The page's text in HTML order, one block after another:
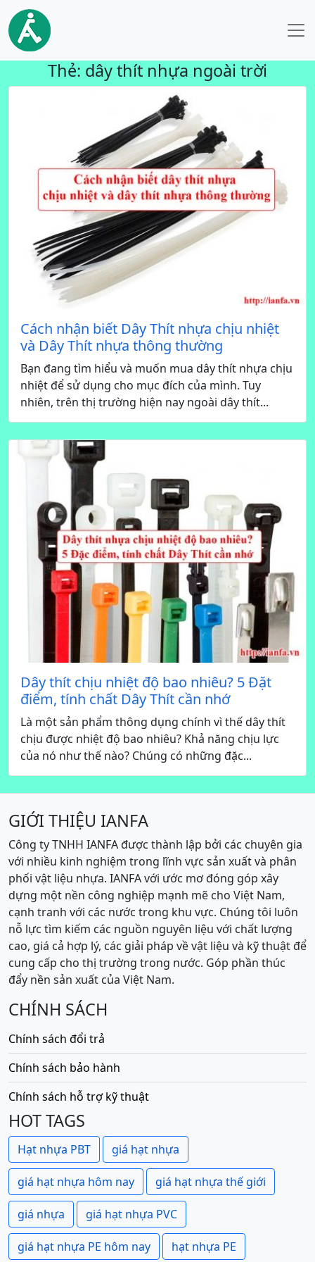
Thẻ: dây thít nhựa ngoài trời
Cách nhận biết Dây Thít nhựa chịu nhiệt
và Dây Thít nhựa thông thường
Bạn đang tìm hiểu và muốn mua dây thít nhựa chịu
nhiệt để sử dụng cho mục đích của mình. Tuy
nhiên, trên thị trường hiện nay ngoài dây thít...
Dây thít chịu nhiệt độ bao nhiêu? 5 Đặt
điểm, tính chất Dây Thít cần nhớ
Là một sản phẩm thông dụng chính vì thế dây thít
chịu được nhiệt độ bao nhiêu? Khả năng chịu lực
của nó như thế nào? Chúng có những đặc...
GIỚI THIỆU IANFA
Công ty TNHH IANFA được thành lập bởi các chuyên gia
với nhiều kinh nghiệm trong lĩnh vực sản xuất và phân
phối vật liệu nhựa. IANFA với ước mơ đóng góp xây
dựng một nền công nghiệp mạnh mẽ cho Việt Nam,
cạnh tranh với các nước trong khu vực. Chúng tôi luôn
nỗ lực tìm kiếm các nguồn nguyên liệu với chất lượng
cao, giá cả hợp lý, các giải pháp về vật liệu và kỹ thuật để
cung cấp cho thị trường trong nước. Góp phần thúc
đẩy nền sản xuất của Việt Nam.
CHÍNH SÁCH
Chính sách đổi trả
Chính sách bảo hành
Chính sách hỗ trợ kỹ thuật
HOT TAGS
Hạt nhựa PBT giá hạt nhựa
giá hạt nhựa hôm nay giá hạt nhựa thế giới
giá nhựa giá hạt nhựa PVC
giá hạt nhựa PE hôm nay hạt nhựa PE